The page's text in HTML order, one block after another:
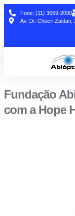
Fone: (11) 3059-2090
Av. Dr. Chucri Zaidan,
Fundação
com a Hope